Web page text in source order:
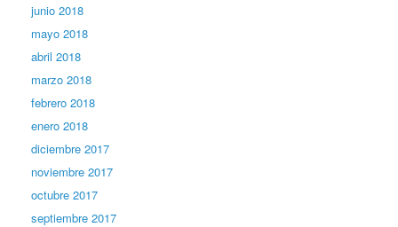
junio 2018
mayo 2018
abril 2018
marzo 2018
febrero 2018
enero 2018
diciembre 2017
noviembre 2017
octubre 2017
septiembre 2017